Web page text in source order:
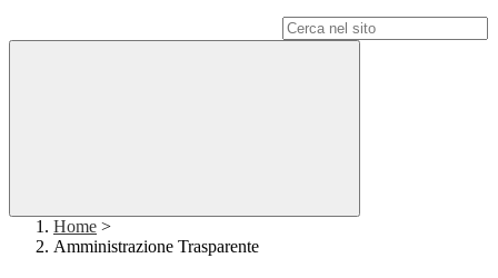
Home >
Amministrazione Trasparente